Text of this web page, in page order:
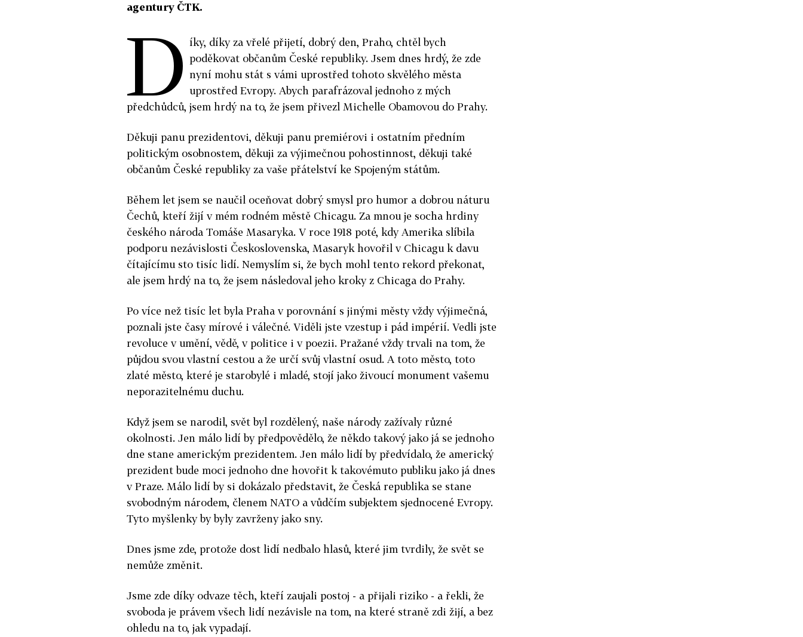
agentury ČTK.
D íky, díky za vřelé přijetí, dobrý den, Praho, chtěl bych
poděkovat občanům České republiky. Jsem dnes hrdý, že zde
nyní mohu stát s vámi uprostřed tohoto skvělého města
uprostřed Evropy. Abych parafrázoval jednoho z mých
předchůdců, jsem hrdý na to, že jsem přivezl Michelle Obamovou do Prahy.
Děkuji panu prezidentovi, děkuji panu premiérovi i ostatním předním
politickým osobnostem, děkuji za výjimečnou pohostinnost, děkuji také
občanům České republiky za vaše přátelství ke Spojeným státům.
Během let jsem se naučil oceňovat dobrý smysl pro humor a dobrou náturu
Čechů, kteří žijí v mém rodném městě Chicagu. Za mnou je socha hrdiny
českého národa Tomáše Masaryka. V roce 1918 poté, kdy Amerika slíbila
podporu nezávislosti Československa, Masaryk hovořil v Chicagu k davu
čítajícímu sto tisíc lidí. Nemyslím si, že bych mohl tento rekord překonat,
ale jsem hrdý na to, že jsem následoval jeho kroky z Chicaga do Prahy.
Po více než tisíc let byla Praha v porovnání s jinými městy vždy výjimečná,
poznali jste časy mírové i válečné. Viděli jste vzestup i pád impérií. Vedli jste
revoluce v umění, vědě, v politice i v poezii. Pražané vždy trvali na tom, že
půjdou svou vlastní cestou a že určí svůj vlastní osud. A toto město, toto
zlaté město, které je starobylé i mladé, stojí jako živoucí monument vašemu
neporazitelnému duchu.
Když jsem se narodil, svět byl rozdělený, naše národy zažívaly různé
okolnosti. Jen málo lidí by předpovědělo, že někdo takový jako já se jednoho
dne stane americkým prezidentem. Jen málo lidí by předvídalo, že americký
prezident bude moci jednoho dne hovořit k takovémuto publiku jako já dnes
v Praze. Málo lidí by si dokázalo představit, že Česká republika se stane
svobodným národem, členem NATO a vůdčím subjektem sjednocené Evropy.
Tyto myšlenky by byly zavrženy jako sny.
Dnes jsme zde, protože dost lidí nedbalo hlasů, které jim tvrdily, že svět se
nemůže změnit.
Jsme zde díky odvaze těch, kteří zaujali postoj - a přijali riziko - a řekli, že
svoboda je právem všech lidí nezávisle na tom, na které straně zdi žijí, a bez
ohledu na to, jak vypadají.